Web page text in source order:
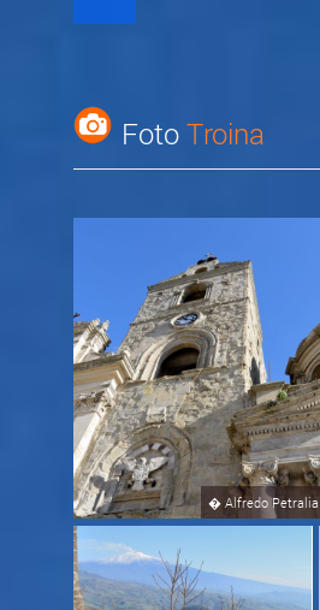
FotoTroina
�Alfredo Petralia